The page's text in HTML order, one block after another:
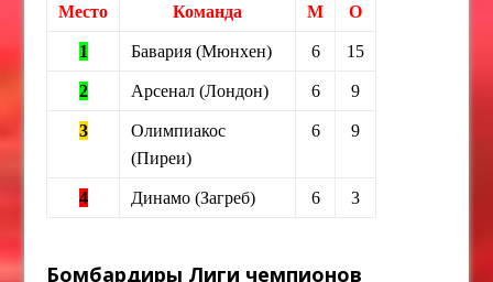
Место Команда М О
1 Бавария (Мюнхен) 6 15
2 Арсенал (Лондон) 6 9
3
Олимпиакос
(Пиреи)
6 9
4 Динамо (Загреб) 6 3
Бомбардиры Лиги чемпионов